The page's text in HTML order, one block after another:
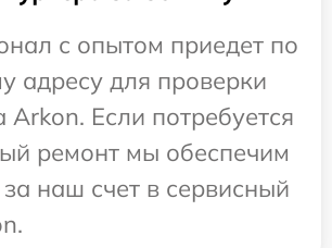
с опытом приедет по
адресу для проверки
Arkon. Если потребуется
ремонт мы обеспечим
наш счет в сервисный